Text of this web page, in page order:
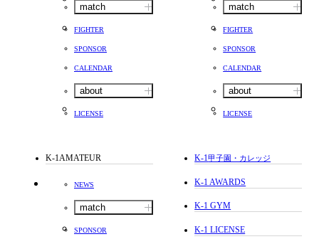
match
FIGHTER
SPONSOR
CALENDAR
about
LICENSE
match
FIGHTER
SPONSOR
CALENDAR
about
LICENSE
K-1AMATEUR
NEWS
match
SPONSOR
K-1甲子園・カレッジ
K-1 AWARDS
K-1 GYM
K-1 LICENSE